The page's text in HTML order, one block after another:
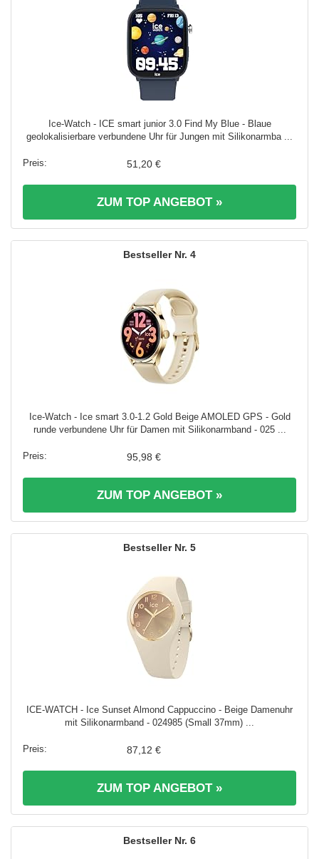
Ice-Watch - ICE smart junior 3.0 Find My Blue - Blaue
geolokalisierbare verbundene Uhr für Jungen mit Silikonarmba ...
51,20 €
ZUM TOP ANGEBOT »
4
Ice-Watch - Ice smart 3.0-1.2 Gold Beige AMOLED GPS - Gold
runde verbundene Uhr für Damen mit Silikonarmband - 025 ...
95,98 €
ZUM TOP ANGEBOT »
5
ICE-WATCH - Ice Sunset Almond Cappuccino - Beige Damenuhr
mit Silikonarmband - 024985 (Small 37mm) ...
87,12 €
ZUM TOP ANGEBOT »
6